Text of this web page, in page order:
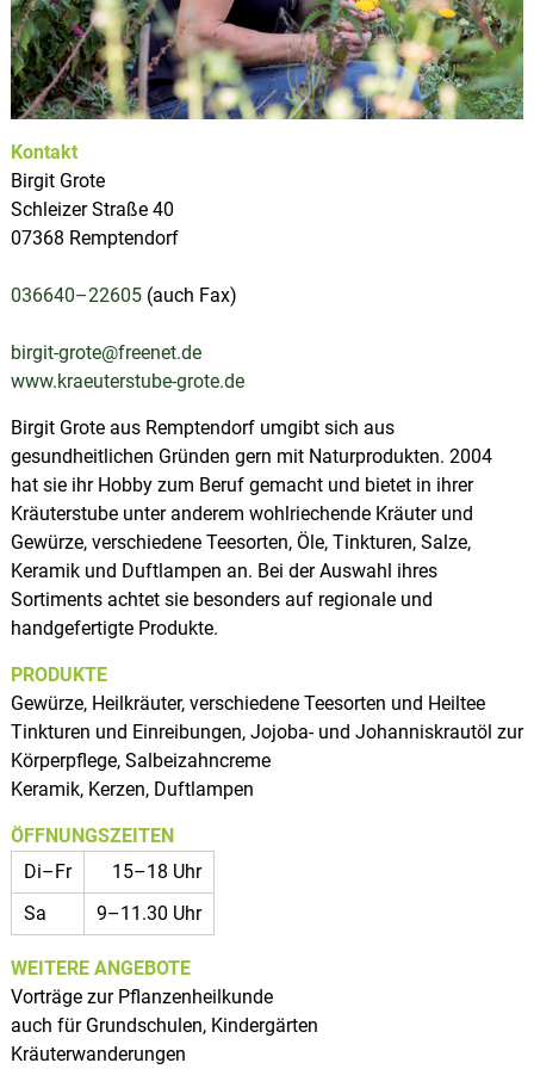
p
l
a
t
s
d
e
r
S
a
l
-
O
a
R
g
o
n
Kontakt
Birgit Grote
Schleizer Straße 40
07368 Remptendorf
036640–22605(auch Fax)
birgit-grote@freenet.de
www.kraeuterstube-grote.de
Birgit Grote aus Remptendorf umgibt sich aus
gesundheitlichen Gründen gern mit Naturprodukten. 2004
hat sie ihr Hobby zum Beruf gemacht und bietet in ihrer
Kräuterstube unter anderem wohlriechende Kräuter und
Gewürze, verschiedene Teesorten, Öle, Tinkturen, Salze,
Keramik und Duftlampen an. Bei der Auswahl ihres
Sortiments achtet sie besonders auf regionale und
handgefertigte Produkte.
PRODUKTE
Gewürze, Heilkräuter, verschiedene Teesorten und Heiltee
Tinkturen und Einreibungen, Jojoba- und Johanniskrautöl zur
Körperpflege, Salbeizahncreme
Keramik, Kerzen, Duftlampen
ÖFFNUNGSZEITEN
Di–Fr
15–18 Uhr
Sa
9–11.30 Uhr
WEITERE ANGEBOTE
Vorträge zur Pflanzenheilkunde
auch für Grundschulen, Kindergärten
Kräuterwanderungen